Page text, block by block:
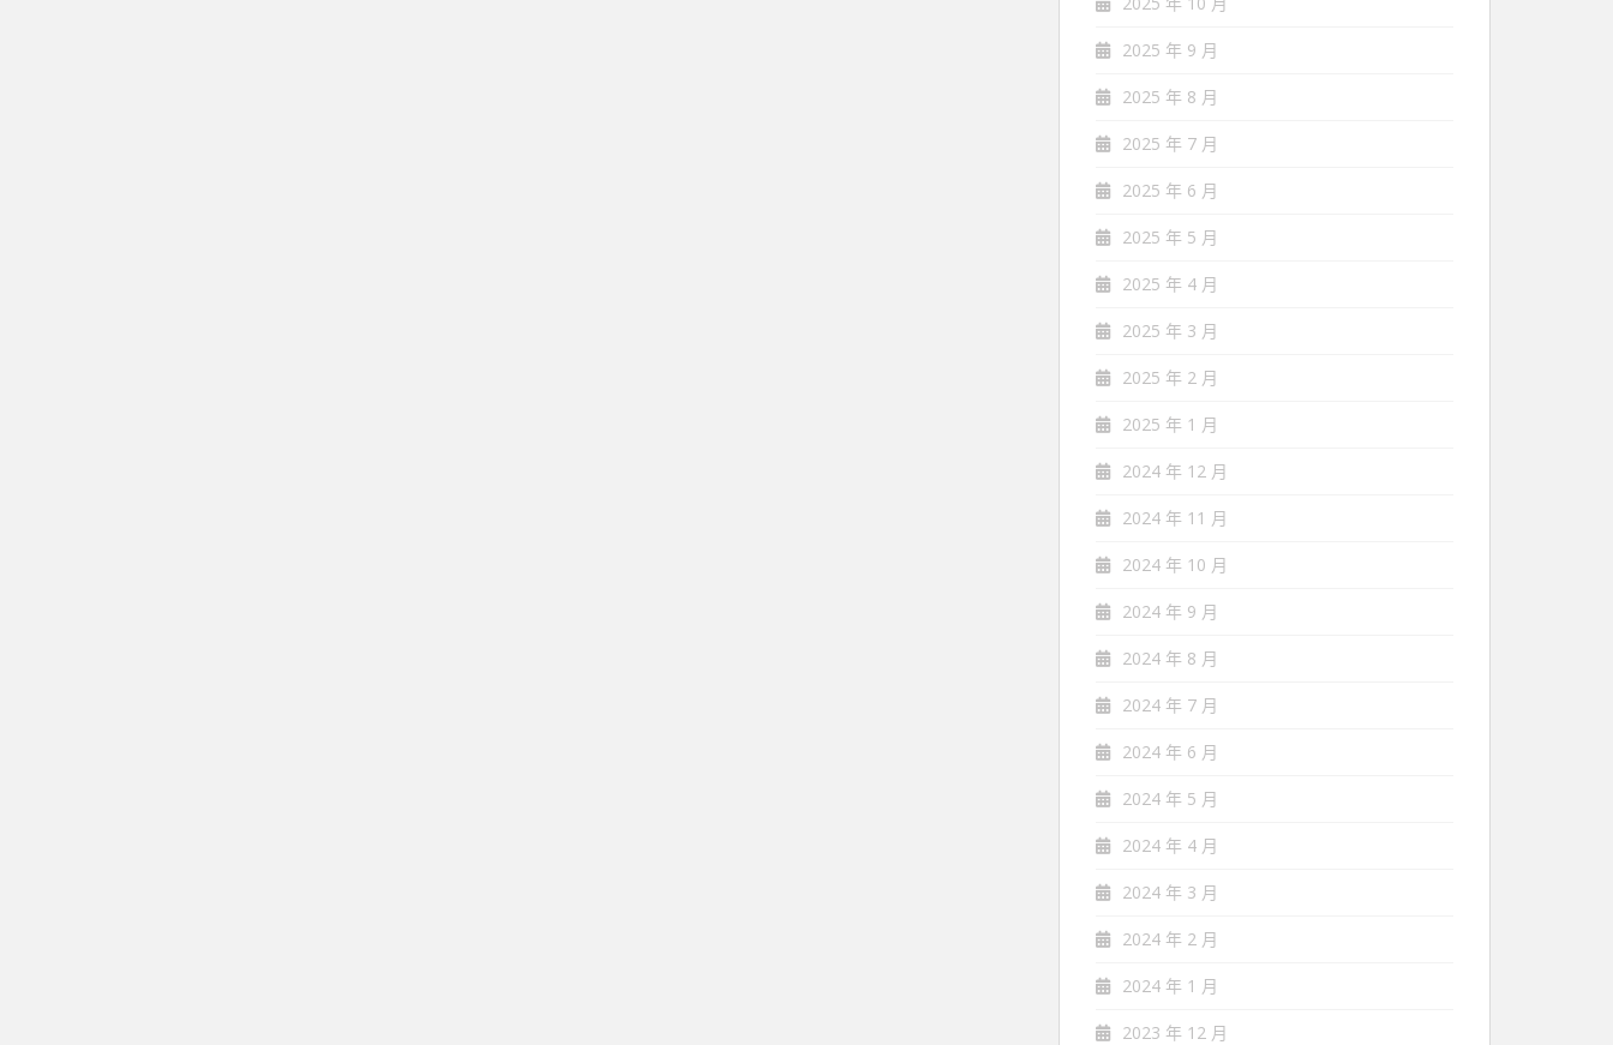
2025 年 9 月
2025 年 8 月
2025 年 7 月
2025 年 6 月
2025 年 5 月
2025 年 4 月
2025 年 3 月
2025 年 2 月
2025 年 1 月
2024 年 12 月
2024 年 11 月
2024 年 10 月
2024 年 9 月
2024 年 8 月
2024 年 7 月
2024 年 6 月
2024 年 5 月
2024 年 4 月
2024 年 3 月
2024 年 2 月
2024 年 1 月
2023 年 12 月